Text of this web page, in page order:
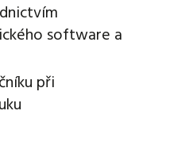
software a
při